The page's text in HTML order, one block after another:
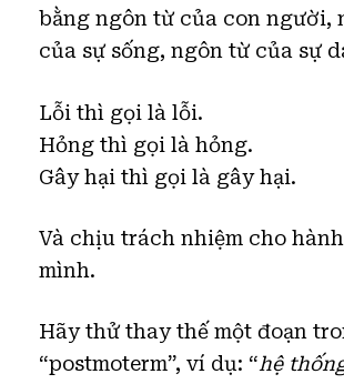
bằng ngôn từ của con người,
của sự sống, ngôn từ của sự
Lỗi thì gọi là lỗi.
Hỏng thì gọi là hỏng.
Gây hại thì gọi là gây hại.
Và chịu trách nhiệm cho
mình.
Hãy thử thay thế một đoạn
“postmoterm”, ví dụ: “hệ